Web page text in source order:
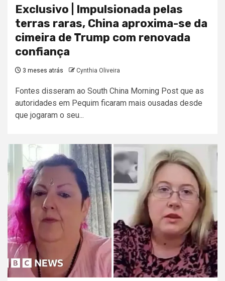
Exclusivo | Impulsionada pelas
terras raras, China aproxima-se da
cimeira de Trump com renovada
confiança
3 meses atrás Cynthia Oliveira
Fontes disseram ao South China Morning Post que as
autoridades em Pequim ficaram mais ousadas desde
que jogaram o seu...